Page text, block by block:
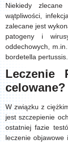
Niekiedy
wątpliwości,
zalecane jest
patogeny i
oddechowych,
bordetella pertussis.
celowane?
W związku z
jest szczepienie
ostatniej fazie
leczenie